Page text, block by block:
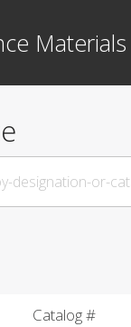
Materials
Catalog #